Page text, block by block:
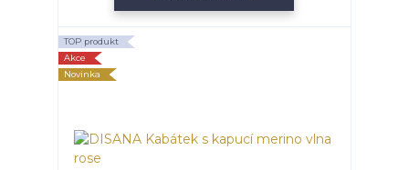
TOP produkt
Akce
Novinka